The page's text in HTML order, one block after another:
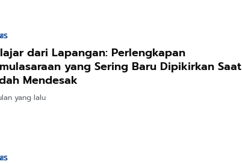
dari Lapangan: Perlengkapan
yang Sering Baru Dipikirkan Saat
Mendesak
yang lalu